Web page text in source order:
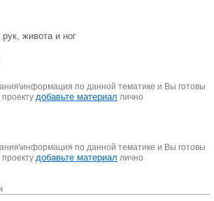
живота и ног
по данной тематике и Вы готовы
добавьте материал лично
по данной тематике и Вы готовы
добавьте материал лично